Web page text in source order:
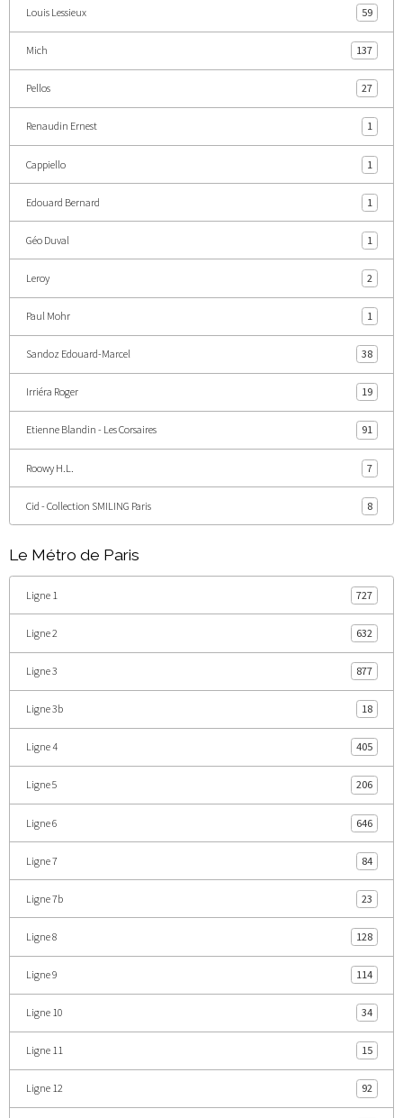
Louis Lessieux 59
Mich 137
Pellos 27
Renaudin Ernest 1
Cappiello 1
Edouard Bernard 1
Géo Duval 1
Leroy 2
Paul Mohr 1
Sandoz Edouard-Marcel 38
Irriéra Roger 19
Etienne Blandin - Les Corsaires 91
Roowy H.L. 7
Cid - Collection SMILING Paris 8
Le Métro de Paris
Ligne 1 727
Ligne 2 632
Ligne 3 877
Ligne 3b 18
Ligne 4 405
Ligne 5 206
Ligne 6 646
Ligne 7 84
Ligne 7b 23
Ligne 8 128
Ligne 9 114
Ligne 10 34
Ligne 11 15
Ligne 12 92